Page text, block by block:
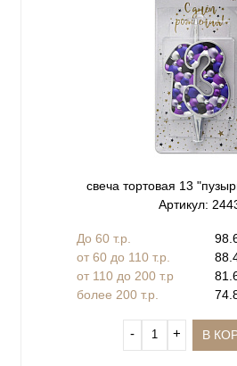
Артикул:
До 60 т.р.
от 60 до 110 т.р.
от 110 до 200 т.р
более 200 т.р.
‐ + В